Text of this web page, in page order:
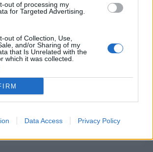
out of processing my
for Targeted Advertising.
out of Collection, Use,
and/or Sharing of my
that Is Unrelated with the
which it was collected.
Data Access Privacy Policy
και γραφικό (τότε)
ΕΡΤ1, από το 1985, για
Athens»